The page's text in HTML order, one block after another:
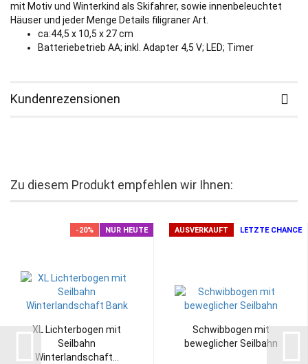
mit Motiv und Winterkind als Skifahrer, sowie innenbeleuchtet
Häuser und jeder Menge Details filigraner Art.
ca:44,5 x 10,5 x 27 cm
Batteriebetrieb AA; inkl. Adapter 4,5 V; LED; Timer
Kundenrezensionen
Zu diesem Produkt empfehlen wir Ihnen:
-20% NUR HEUTE
XL Lichterbogen mit
Seilbahn
Winterlandschaft...
AUSVERKAUFT LETZTE CHANCE
Schwibbogen mit
beweglicher Seilbahn